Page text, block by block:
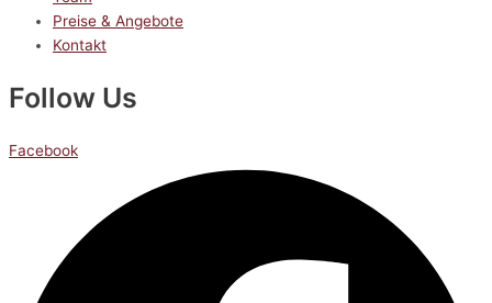
Preise & Angebote
Kontakt
Follow Us
Facebook